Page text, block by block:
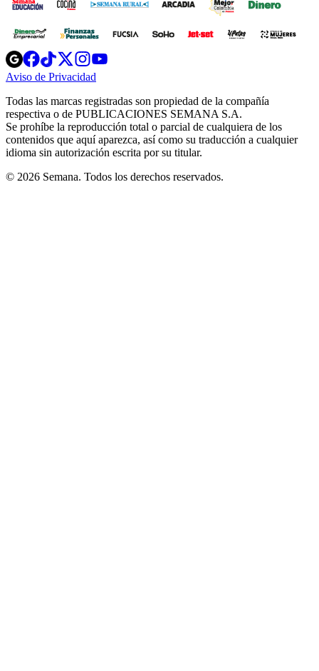
Opens
in
new
Opens
in
new
Opens
in
new
window
Opens
new
windowwindow
Aviso de Privacidad
new
window
Todas las marcas registradas son propiedad de la compañía
respectiva o de PUBLICACIONES SEMANA S.A.
Se prohíbe la reproducción total o parcial de cualquiera de los
contenidos que aquí aparezca, así como su traducción a cualquier
idioma sin autorización escrita por su titular.
© 2026 Semana. Todos los derechos reservados.